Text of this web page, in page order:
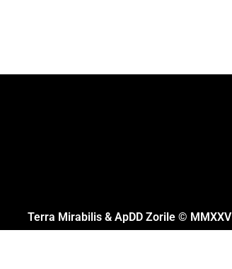
Terra Mirabilis & ApDD Zorile © MMXXV